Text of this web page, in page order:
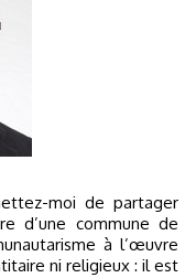
d’une commune de
à l’œuvre
ni religieux : il est